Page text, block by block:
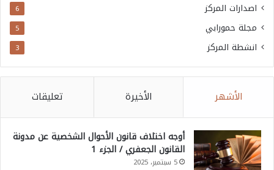
اصدارات المركز 6
مجلة حمورابي 5
انشطة المركز 3
الأشهر الأخيرة تعليقات
أوجه اختلاف قانون الأحوال الشخصية عن مدونة
القانون الجعفري / الجزء 1
5 سبتمبر، 2025